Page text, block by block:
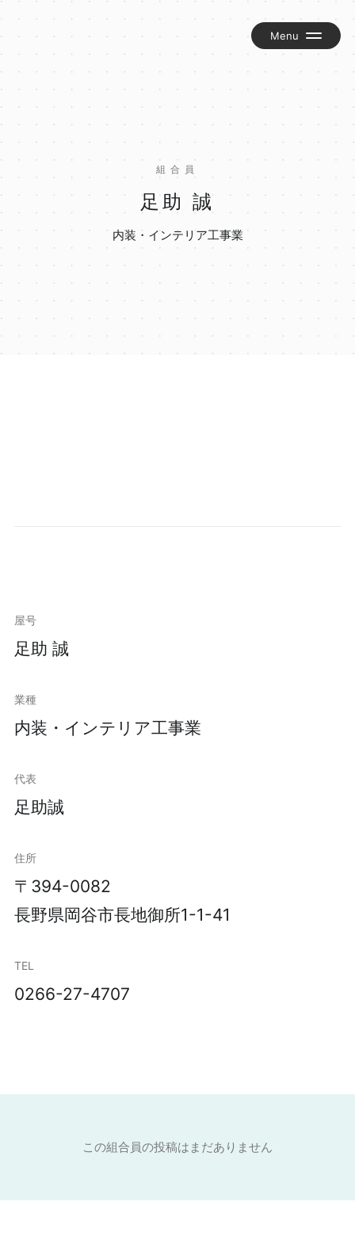
組合について
交流グループ『匠の輪』
岡谷建労新聞『かわら版』
組合員ブログ
お問い合わせ
組合員
足助 誠
内装・インテリア工事業
屋号
足助 誠
業種
内装・インテリア工事業
代表
足助誠
住所
〒394-0082
長野県岡谷市長地御所1-1-41
TEL
0266-27-4707
この組合員の投稿はまだありません